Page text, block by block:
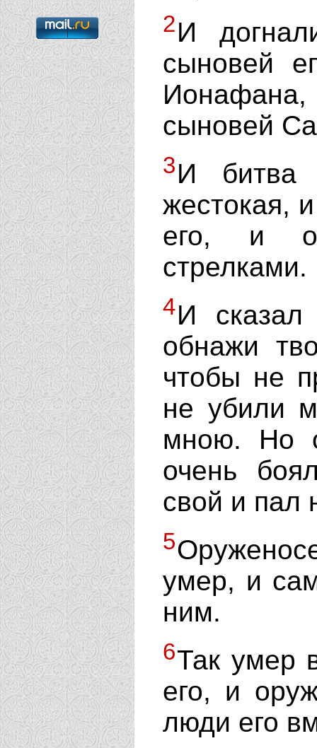
2И
сыновей
сыновей
3И битва
жестокая,
его, и
стрелками.
4И сказал
обнажи
чтобы не
не убили
мною. Но
очень
свой и пал
5
умер, и
ним.
6Так умер
его, и
люди его